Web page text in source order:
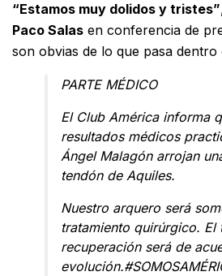
“Estamos muy dolidos y tristes”
Paco Salas en conferencia de
son obvias de lo que pasa dentro
PARTE MÉDICO
El Club América informa
resultados médicos
Ángel Malagón arrojan
tendón de Aquiles.
Nuestro arquero será
tratamiento quirúrgico. El
recuperación será de
evolución.